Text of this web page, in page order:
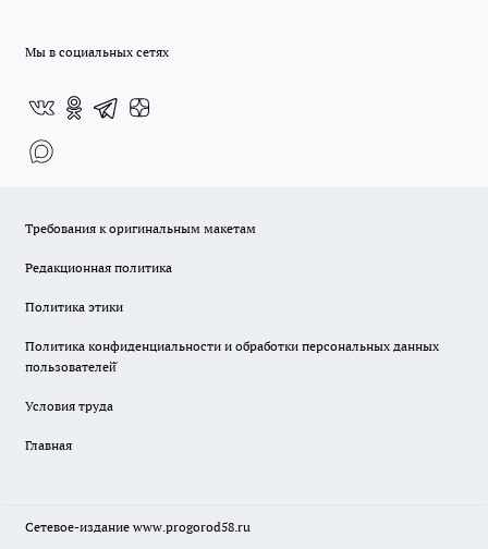
Мы в социальных сетях
Требования к оригинальным макетам
Редакционная политика
Политика этики
Политика конфиденциальности и обработки персональных данных
пользователей̆
Условия труда
Главная
Сетевое-издание www.progorod58.ru